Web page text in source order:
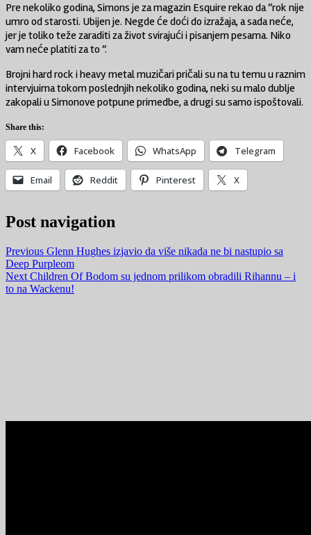
Pre nekoliko godina, Simons je za magazin Esquire rekao da “rok nije
umro od starosti. Ubijen je. Negde će doći do izražaja, a sada neće,
jer je toliko teže zaraditi za život svirajući i pisanjem pesama. Niko
vam neće platiti za to “.
Brojni hard rock i heavy metal muzičari pričali su na tu temu u raznim
intervjuima tokom poslednjih nekoliko godina, neki su malo dublje
zakopali u Simonove potpune primedbe, a drugi su samo ispoštovali.
Share this:
X Facebook WhatsApp Telegram
Email Reddit Pinterest X
Post navigation
Previous Glenn Hughes izjavio da više nikada ne bi nastupio sa
Deep Purpleom
Next Children Of Bodom su jednom prilikom obradili Rihannu – i
to na Wackenu!